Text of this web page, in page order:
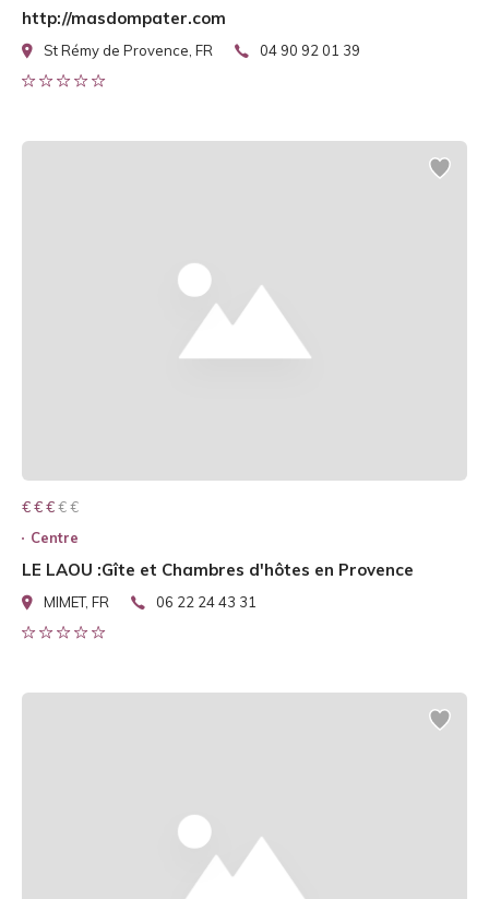
http://masdompater.com
St Rémy de Provence, FR 04 90 92 01 39
€ € € € €
€ € €
Centre
LE LAOU :Gîte et Chambres d'hôtes en Provence
MIMET, FR 06 22 24 43 31